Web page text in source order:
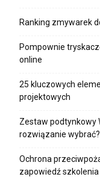
Ranking zmywarek
Pompownie
online
25 kluczowych
projektowych
Zestaw podtynkowy
rozwiązanie wybrać?
Ochrona
zapowiedź